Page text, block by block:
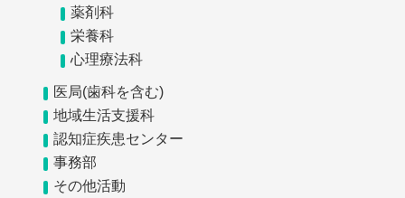
薬剤科
栄養科
心理療法科
医局(歯科を含む)
地域生活支援科
認知症疾患センター
事務部
その他活動